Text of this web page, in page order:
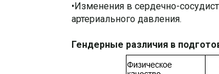
•Изменения в сердечно-
артериального давления.
Гендерные различия в